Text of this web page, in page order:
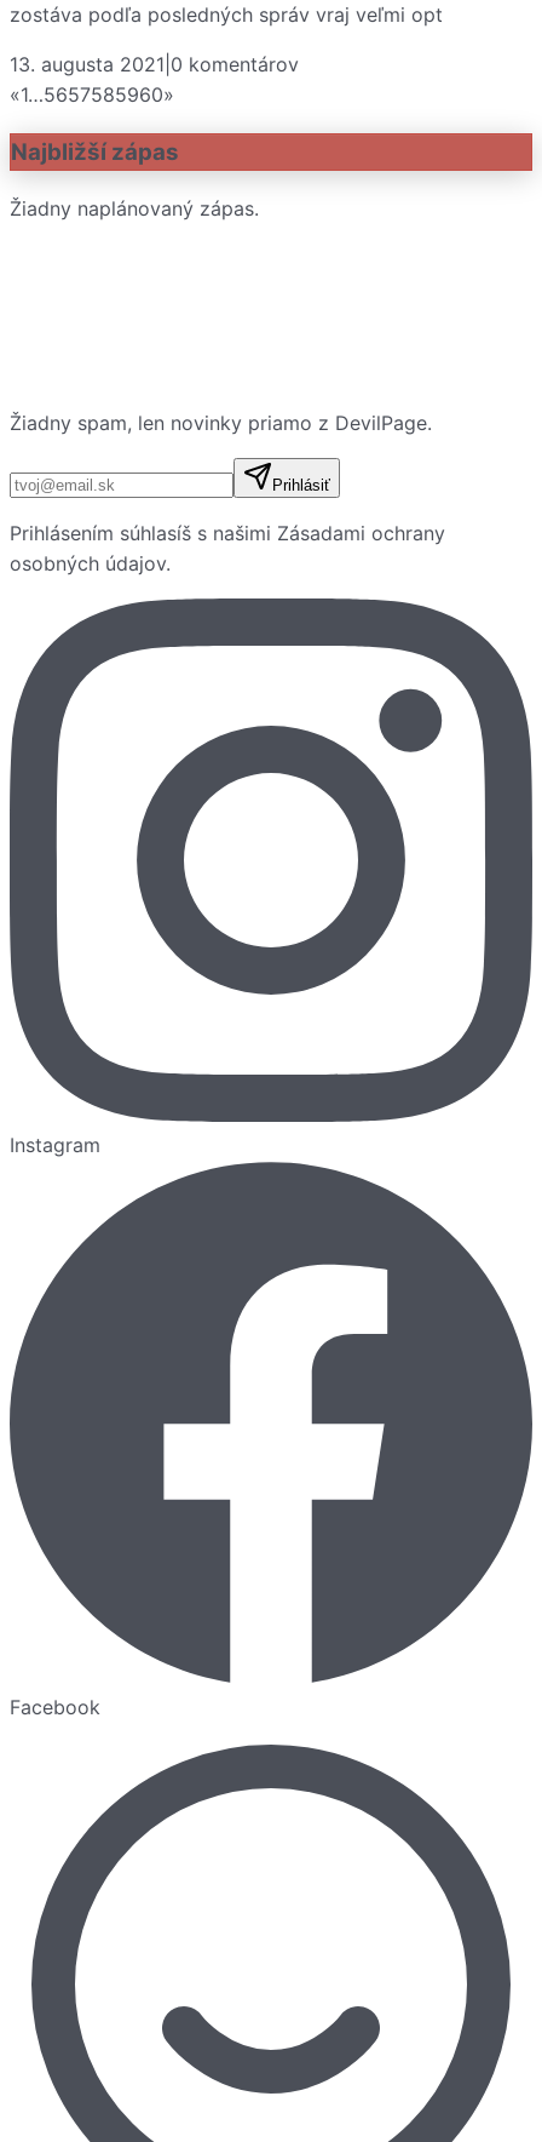
zostáva podľa posledných správ vraj veľmi opt
13. augusta 2021 0 komentárov
«1…5657585960»
Najbližší zápas
Žiadny naplánovaný zápas.
Žiadny spam, len novinky priamo z DevilPage.
E-mailová adresa
Prihlásiť
Prihlásením súhlasíš s našimi Zásadami ochrany
osobných údajov.
Instagram
Facebook